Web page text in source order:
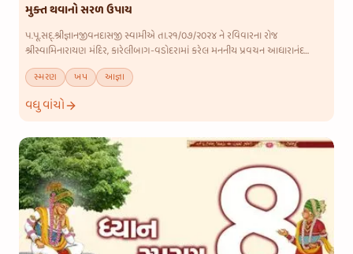
મુક્ત થવાનો સરળ ઉપાય
પ.પૂ.સદ્.શ્રીજ્ઞાનજીવનદાસજી સ્વામીએ તા.૨૧/૦૭/૨૦૨૪ ને રવિવારના રોજ
શ્રીસ્વામિનારાયણ મંદિર, કારેલીબાગ-વડોદરામાં કરેલ મનનીય પ્રવચન આધારાનંદ
સ્વામીએ એમના ગ્રંથમાં એક સરસ વાત લખી છે. તેરા ગામમાં શ્રીહરિ સં
સ્મરણ ખપ આજ્ઞા
વધુ વાંચો